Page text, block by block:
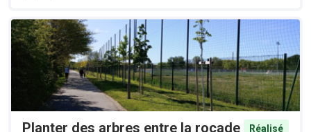
Planter des arbres entre la rocade
Réalisé